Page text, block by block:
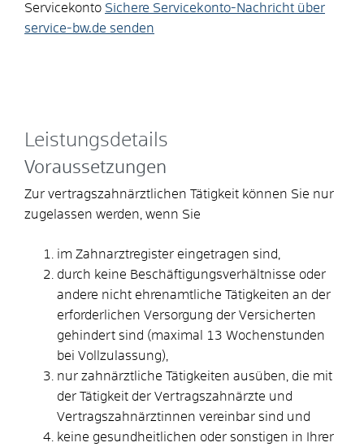
Servicekonto Sichere Servicekonto-Nachricht über
service-bw.de senden
Leistungsdetails
Voraussetzungen
Zur vertragszahnärztlichen Tätigkeit können Sie nur
zugelassen werden, wenn Sie
im Zahnarztregister eingetragen sind,
durch keine Beschäftigungsverhältnisse oder
andere nicht ehrenamtliche Tätigkeiten an der
erforderlichen Versorgung der Versicherten
gehindert sind (maximal 13 Wochenstunden
bei Vollzulassung),
nur zahnärztliche Tätigkeiten ausüben, die mit
der Tätigkeit der Vertragszahnärzte und
Vertragszahnärztinnen vereinbar sind und
keine gesundheitlichen oder sonstigen in Ihrer